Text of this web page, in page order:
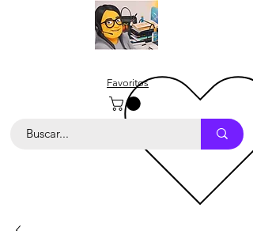
Favoritos